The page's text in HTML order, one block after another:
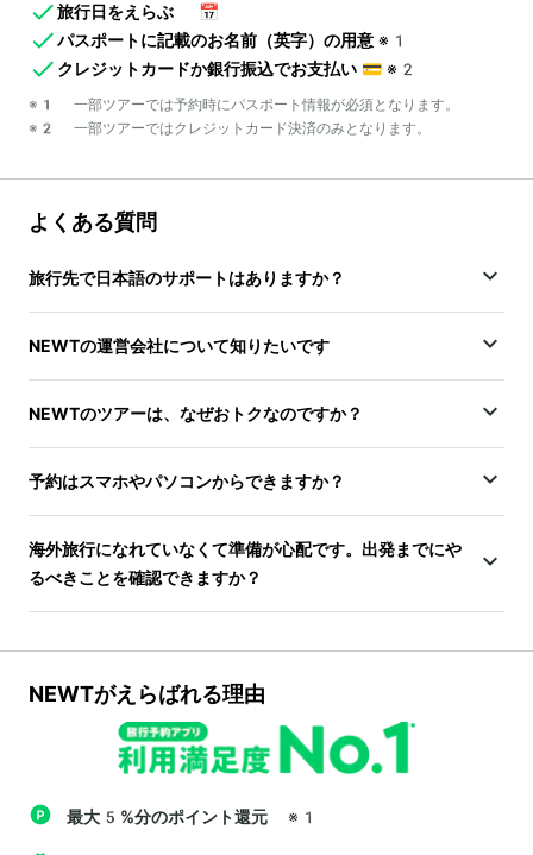
旅行日をえらぶ
📅
パスポートに記載のお名前（英字）の用意 ※1
クレジットカードか銀行振込でお支払い 💳 ※2
※1 一部ツアーでは予約時にパスポート情報が必須となります。
※2 一部ツアーではクレジットカード決済のみとなります。
よくある質問
旅行先で日本語のサポートはありますか？
NEWTの運営会社について知りたいです
NEWTのツアーは、なぜおトクなのですか？
予約はスマホやパソコンからできますか？
海外旅行になれていなくて準備が心配です。出発までにや
るべきことを確認できますか？
NEWTがえらばれる理由
最大5%分のポイント還元 ※1